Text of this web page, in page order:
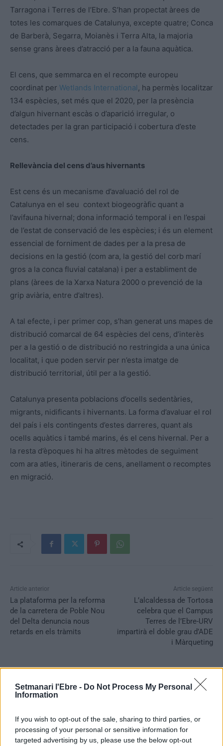
Setmanari l'Ebre - Do Not Process My Personal
Information
If you wish to opt-out of the sale, sharing to third parties, or
processing of your personal or sensitive information for
targeted advertising by us, please use the below opt-out
Tarragona i Terres de l’Ebre. S’han propectat àrees de
totes les comarques de Catalunya, excepte quatre; Conca
de Barberà, Segarra, Moianès i Terra Alta, la majoria
sense grans àrees d’atracció per a la fauna aquàtica.
El cens, que semmarca en el recompte europeu
coordinat per Wetlands International, ha permès localitzar
134 espècies, set més que el 2020, per la presència
d’algun hivernant escàs o d’aparició irregular, o
detectades per la gran participació i cobertura d’este
cens.
Rellevància del cens d’aus hivernants
Est cens és un mecanisme d’avaluació del rol de
Catalunya en el seu context biogeogràfic quant a
l’avifauna hivernal; dona informació temporal i en l’espai
de l’estat de conservació de les espècies; i és un element
essencial de forniment de dades per a la presa de
decisions en la gestió (com ara, la gestió del corb marí
gros a la conca fluvial catalana) i per a establiment de
plans (àrees de la Xarxa Natura 2000 o prevenció de la
grip aviària, entre d’altres).
A tal efecte, i per primer cop, s’han generat uns mapes de
distribució comarcal de 64 espècies del cens, d’interès
per a la gestió o de distribució no restringida a una única
localitat, i que poden servir per n’esta imatge de
distribució territorial, útil per a la gestió.
Catalunya presenta poblacions d’ocells sedentàries,
migrants, nidificants i hivernants. La forma d’avaluar el rol
del país i els contingents d’estes darreres, quant als
ocells aquàtics i també marins, és el cens hivernal. Per a
la resta d’èpoques hi ha altres mètodes de seguiment
com ara atles, itineraris de cens, anellament o recomptes
en migració.
Article anterior
La plataforma per la reforma
de la carretera de Poble Nou
del Delta denuncia nous
retards en els tràmits
Article següent
L’alcaldessa de Tortosa
celebra que el Campus
Terres de l’Ebre-URV
impartirà el doble grau d’ADE
i Màrqueting